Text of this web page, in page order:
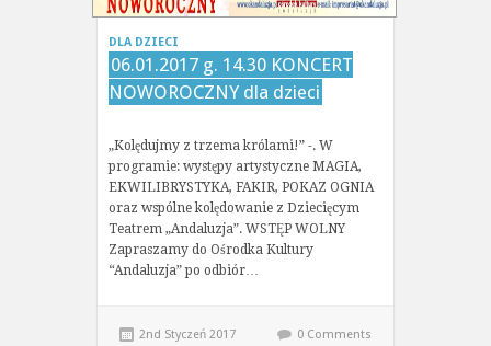
DLA DZIECI
06.01.2017 g. 14.30 KONCERT
NOWOROCZNY dla dzieci
„Kolędujmy z trzema królami!” -. W
programie: występy artystyczne MAGIA,
EKWILIBRYSTYKA, FAKIR, POKAZ OGNIA
oraz wspólne kolędowanie z Dziecięcym
Teatrem „Andaluzja”. WSTĘP WOLNY
Zapraszamy do Ośrodka Kultury
“Andaluzja” po odbiór…
2nd Styczeń 2017 0 Comments